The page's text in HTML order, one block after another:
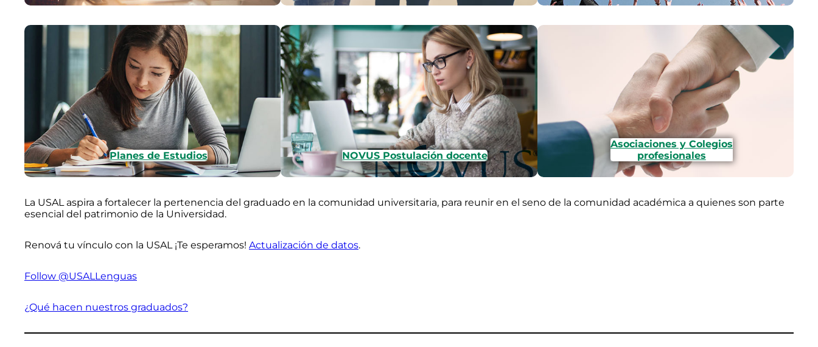
Planes de Estudios NOVUS Postulación docente
Asociaciones y Colegios
profesionales
La USAL aspira a fortalecer la pertenencia del graduado en la comunidad universitaria, para reunir en el seno de la comunidad académica a quienes son parte
esencial del patrimonio de la Universidad.
Renová tu vínculo con la USAL ¡Te esperamos! Actualización de datos.
Follow @USALLenguas
¿Qué hacen nuestros graduados?